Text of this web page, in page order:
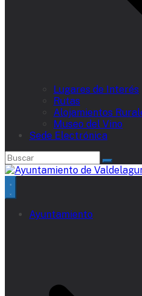
Lugares de Interés
Rutas
Alojamientos
Museo del Vino
Sede Electrónica
Ayuntamiento